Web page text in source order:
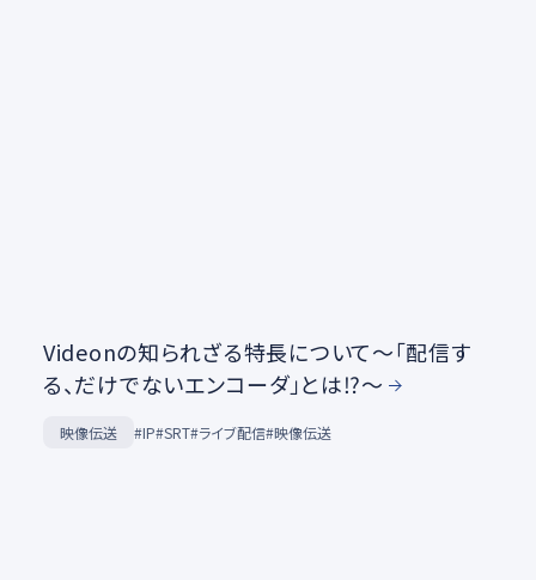
Videonの知られざる特長について～「配信す
る、だけでないエンコーダ」とは⁉～
映像伝送 #IP#SRT#ライブ配信#映像伝送